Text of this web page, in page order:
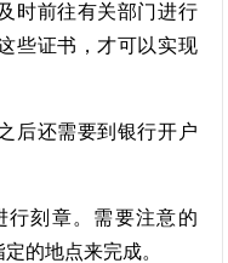
时前往有关部门进行
些证书，才可以实现
后还需要到银行开户
行刻章。需要注意的
的地点来完成。